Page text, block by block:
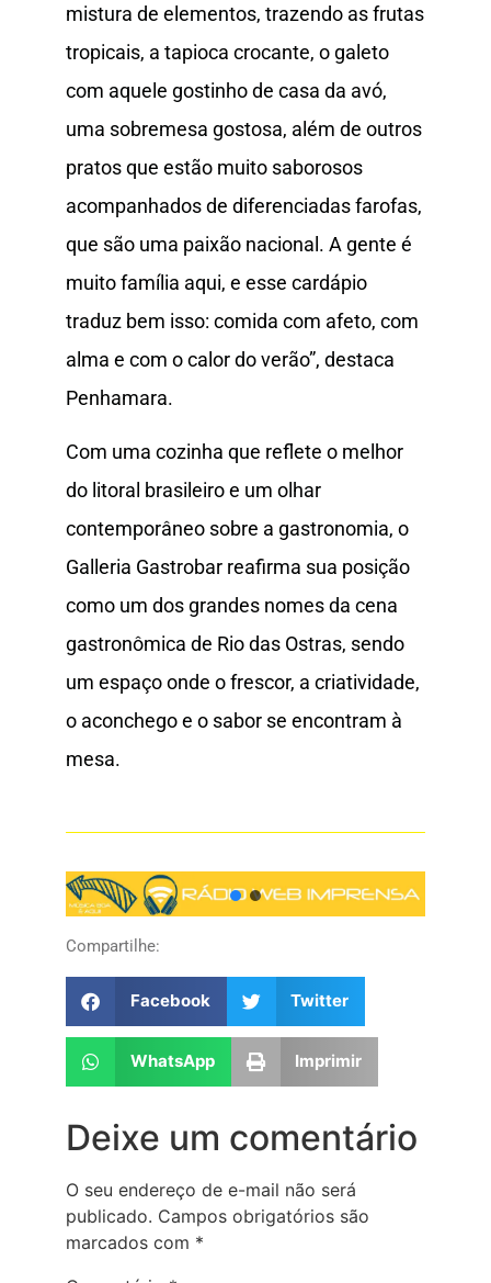
mistura de elementos, trazendo as frutas
tropicais, a tapioca crocante, o galeto
com aquele gostinho de casa da avó,
uma sobremesa gostosa, além de outros
pratos que estão muito saborosos
acompanhados de diferenciadas farofas,
que são uma paixão nacional. A gente é
muito família aqui, e esse cardápio
traduz bem isso: comida com afeto, com
alma e com o calor do verão”, destaca
Penhamara.
Com uma cozinha que reflete o melhor
do litoral brasileiro e um olhar
contemporâneo sobre a gastronomia, o
Galleria Gastrobar reafirma sua posição
como um dos grandes nomes da cena
gastronômica de Rio das Ostras, sendo
um espaço onde o frescor, a criatividade,
o aconchego e o sabor se encontram à
mesa.
Compartilhe:
Facebook Twitter
WhatsApp Imprimir
Deixe um comentário
O seu endereço de e-mail não será
publicado. Campos obrigatórios são
marcados com *